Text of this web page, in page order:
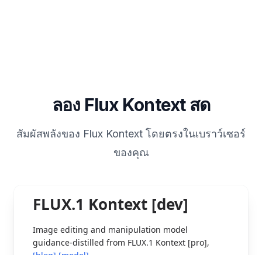
ลอง Flux Kontext สด
สัมผัสพลังของ Flux Kontext โดยตรงในเบราว์เซอร์
ของคุณ